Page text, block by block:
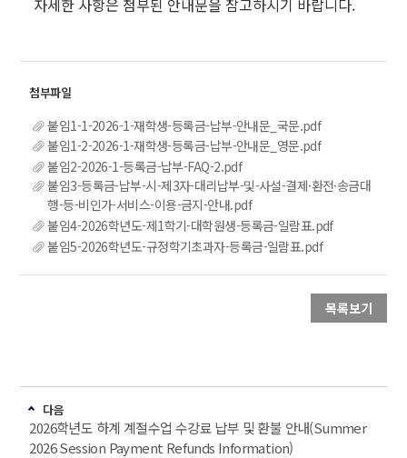
자세한 사항은 첨부된 안내문을 참고하시기 바랍니다.
붙임1-1-2026-1-재학생-등록금-납부-안내문_국문.pdf
붙임1-2-2026-1-재학생-등록금-납부-안내문_영문.pdf
붙임2-2026-1-등록금-납부-FAQ-2.pdf
붙임3-등록금-납부-시-제3자-대리납부-및-사설-결제·환전·송금대
행-등-비인가-서비스-이용-금지-안내.pdf
붙임4-2026학년도-제1학기-대학원생-등록금-일람표.pdf
붙임5-2026학년도-규정학기초과자-등록금-일람표.pdf
목록보기
다음
2026학년도 하계 계절수업 수강료 납부 및 환불 안내(Summer
2026 Session Payment Refunds Information)